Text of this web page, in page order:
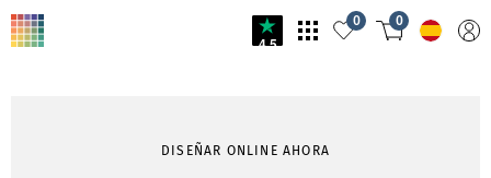
4.5
0 0
DISEÑAR ONLINE AHORA